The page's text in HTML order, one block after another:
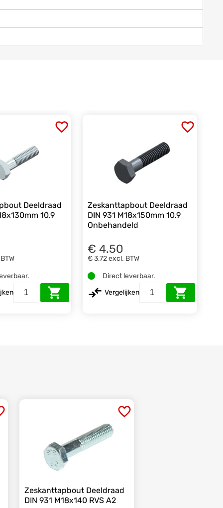
Deeldraad
10.9
Zeskanttapbout Deeldraad
DIN 931 M18x150mm 10.9
Onbehandeld
€ 4.50
€ 3,72excl. BTW
Direct leverbaar.
Vergelijken
Zeskanttapbout Deeldraad
DIN 931 M18x140 RVS A2